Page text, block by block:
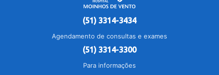
(51) 3314-3434
Agendamento de consultas e exames
(51) 3314-3300
Para informações